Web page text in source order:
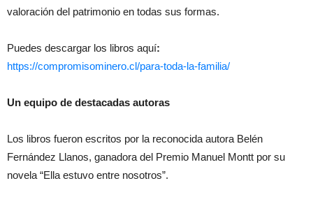
valoración del patrimonio en todas sus formas.
Puedes descargar los libros aquí:
https://compromisominero.cl/para-toda-la-familia/
Un equipo de destacadas autoras
Los libros fueron escritos por la reconocida autora Belén
Fernández Llanos, ganadora del Premio Manuel Montt por su
novela “Ella estuvo entre nosotros”.